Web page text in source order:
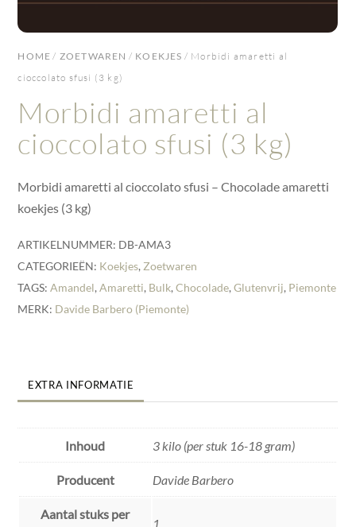
HOME / ZOETWAREN / KOEKJES / Morbidi amaretti al
cioccolato sfusi (3 kg)
Morbidi amaretti al
cioccolato sfusi (3 kg)
Morbidi amaretti al cioccolato sfusi – Chocolade amaretti
koekjes (3 kg)
ARTIKELNUMMER: DB-AMA3
CATEGORIEËN: Koekjes, Zoetwaren
TAGS:Amandel,Amaretti, Bulk,Chocolade,Glutenvrij, Piemonte
MERK: Davide Barbero (Piemonte)
EXTRA INFORMATIE
Inhoud 3 kilo (per stuk 16-18 gram)
Producent Davide Barbero
Aantal stuks per
1